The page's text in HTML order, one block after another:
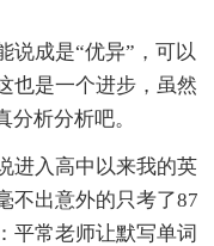
说成是“优异”，可以
也是一个进步，虽然
析分析吧。
进入高中以来我的英
不出意外的只考了87
平常老师让默写单词